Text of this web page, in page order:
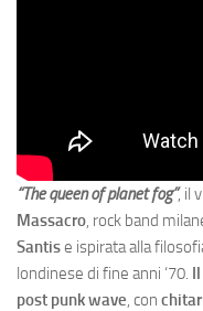
“The queen of planet fog”, il
Massacro, rock band
Santise ispirata alla
londinese di fine anni ‘70.
post punkwave, con